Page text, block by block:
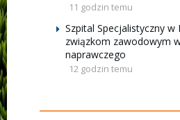
11 godzin temu
Szpital Specjalistyczny
związkom zawodowym
naprawczego
12 godzin temu